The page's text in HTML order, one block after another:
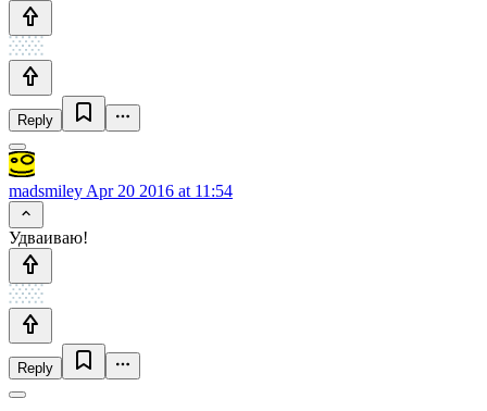
Reply
madsmiley Apr 20 2016 at 11:54
Удваиваю!
Reply